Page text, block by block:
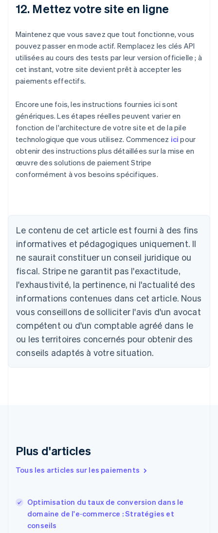
12. Mettez votre site en ligne
Maintenez que vous savez que tout fonctionne, vous
pouvez passer en mode actif. Remplacez les clés API
utilisées au cours des tests par leur version officielle ; à
cet instant, votre site devient prêt à accepter les
paiements effectifs.
Encore une fois, les instructions fournies ici sont
génériques. Les étapes réelles peuvent varier en
fonction de l'architecture de votre site et de la pile
technologique que vous utilisez. Commencez ici pour
obtenir des instructions plus détaillées sur la mise en
œuvre des solutions de paiement Stripe
conformément à vos besoins spécifiques.
Le contenu de cet article est fourni à des fins
informatives et pédagogiques uniquement. Il
ne saurait constituer un conseil juridique ou
fiscal. Stripe ne garantit pas l'exactitude,
l'exhaustivité, la pertinence, ni l'actualité des
informations contenues dans cet article. Nous
vous conseillons de solliciter l'avis d'un avocat
compétent ou d'un comptable agréé dans le
ou les territoires concernés pour obtenir des
conseils adaptés à votre situation.
Plus d'articles
Tous les articles sur les paiements
Optimisation du taux de conversion dans le
domaine de l'e‑commerce : Stratégies et
conseils
DeutschEnglish
English
Autriche
Deutsch English
Belgique
NederlandsFrançaisDeutschEnglish
Brésil
Bulgarie
English
Canada
English Français
Chine continentale
Espagne
Estonie
EnglishEspañol简体中文
Finlande
EnglishSvenska